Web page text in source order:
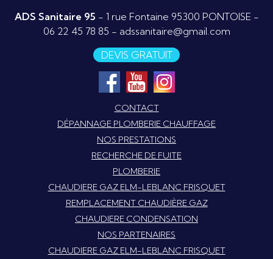
ADS Sanitaire 95 - 1 rue Fontaine 95300 PONTOISE -
06 22 45 78 85 - adssanitaire@gmail.com
DEVIS GRATUIT
CONTACT
DÉPANNAGE PLOMBERIE CHAUFFAGE
NOS PRESTATIONS
RECHERCHE DE FUITE
PLOMBERIE
CHAUDIERE GAZ ELM-LEBLANC FRISQUET
REMPLACEMENT CHAUDIÈRE GAZ
CHAUDIERE CONDENSATION
NOS PARTENAIRES
CHAUDIERE GAZ ELM-LEBLANC FRISQUET